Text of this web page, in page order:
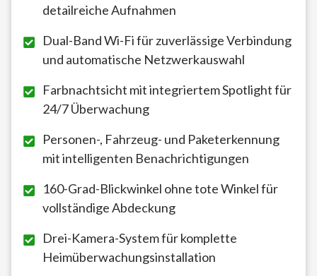
detailreiche Aufnahmen
Dual-Band Wi-Fi für zuverlässige Verbindung
und automatische Netzwerkauswahl
Farbnachtsicht mit integriertem Spotlight für
24/7 Überwachung
Personen-, Fahrzeug- und Paketerkennung
mit intelligenten Benachrichtigungen
160-Grad-Blickwinkel ohne tote Winkel für
vollständige Abdeckung
Drei-Kamera-System für komplette
Heimüberwachungsinstallation